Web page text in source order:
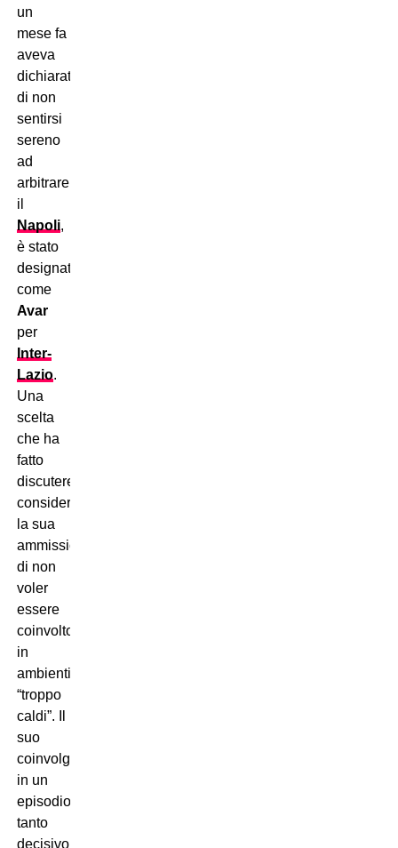
un
mese fa
aveva
dichiarato
di non
sentirsi
sereno
ad
arbitrare
il
Napoli,
è stato
designato
come
Avar
per
Inter-
Lazio.
Una
scelta
che ha
fatto
discutere,
considerando
la sua
ammissione
di non
voler
essere
coinvolto
in
ambienti
“troppo
caldi”. Il
suo
coinvolgimento
in un
episodio
tanto
decisivo